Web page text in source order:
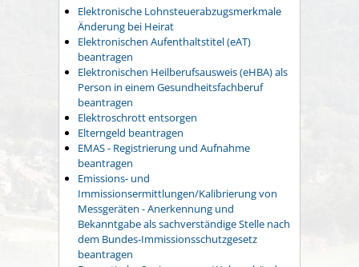
Elektronische Lohnsteuerabzugsmerkmale
Änderung bei Heirat
Elektronischen Aufenthaltstitel (eAT)
beantragen
Elektronischen Heilberufsausweis (eHBA) als
Person in einem Gesundheitsfachberuf
beantragen
Elektroschrott entsorgen
Elterngeld beantragen
EMAS - Registrierung und Aufnahme
beantragen
Emissions- und
Immissionsermittlungen/Kalibrierung von
Messgeräten - Anerkennung und
Bekanntgabe als sachverständige Stelle nach
dem Bundes-Immissionsschutzgesetz
beantragen